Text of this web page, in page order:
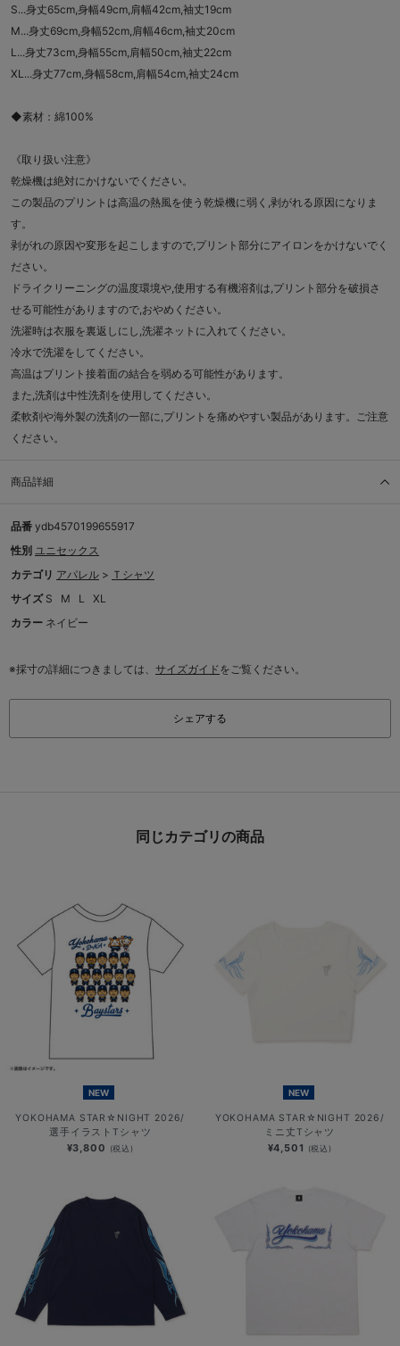
S...身丈65cm,身幅49cm,肩幅42cm,袖丈19cm
M...身丈69cm,身幅52cm,肩幅46cm,袖丈20cm
L...身丈73cm,身幅55cm,肩幅50cm,袖丈22cm
XL...身丈77cm,身幅58cm,肩幅54cm,袖丈24cm
◆素材：綿100%
《取り扱い注意》
乾燥機は絶対にかけないでください。
この製品のプリントは高温の熱風を使う乾燥機に弱く,剥がれる原因になりま
す。
剥がれの原因や変形を起こしますので,プリント部分にアイロンをかけないでく
ださい。
ドライクリーニングの温度環境や,使用する有機溶剤は,プリント部分を破損さ
せる可能性がありますので,おやめください。
洗濯時は衣服を裏返しにし,洗濯ネットに入れてください。
冷水で洗濯をしてください。
高温はプリント接着面の結合を弱める可能性があります。
また,洗剤は中性洗剤を使用してください。
柔軟剤や海外製の洗剤の一部に,プリントを痛めやすい製品があります。ご注意
ください。
商品詳細
品番 ydb4570199655917
性別 ユニセックス
カテゴリ アパレル > Ｔシャツ
サイズ S M L
XL
カラー ネイビー
※採寸の詳細につきましては、 サイズガイドをご覧ください。
シェアする
同じカテゴリの商品
NEW
YOKOHAMA STAR☆NIGHT 2026/
選手イラストTシャツ
¥3,800 (税込)
NEW
YOKOHAMA STAR☆NIGHT 2026/
ミニ丈Tシャツ
¥4,501 (税込)